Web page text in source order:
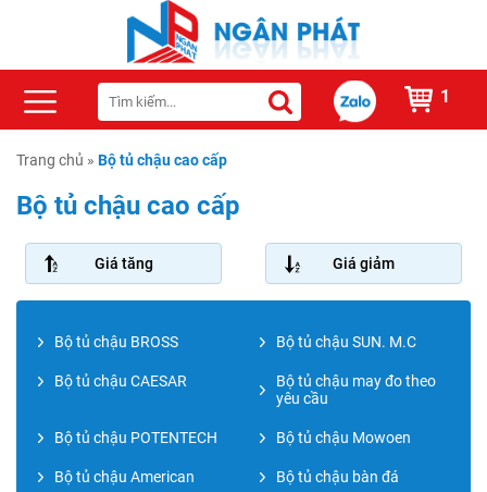
1
Trang chủ » Bộ tủ chậu cao cấp
Bộ tủ chậu cao cấp
Giá tăng Giá giảm
Bộ tủ chậu BROSS Bộ tủ chậu SUN. M.C
Bộ tủ chậu CAESAR
Bộ tủ chậu may đo theo
yêu cầu
Bộ tủ chậu POTENTECH Bộ tủ chậu Mowoen
Bộ tủ chậu American Bộ tủ chậu bàn đá